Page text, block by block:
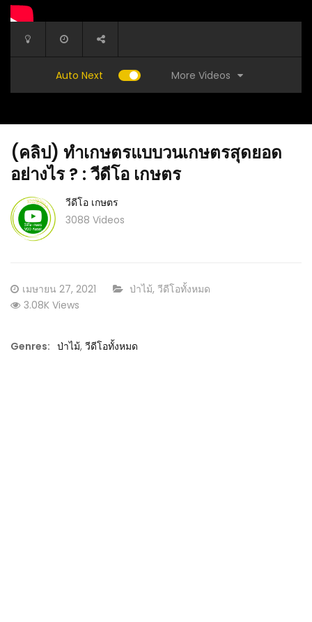
Auto Next More Videos
(คลิป) ทำเกษตรแบบวนเกษตรสุดยอด
อย่างไร ? : วีดีโอ เกษตร
วีดีโอ เกษตร
3088 Videos
Posted
on
เมษายน 27, 2021 CATEGORY:
ป่าไม้, วีดีโอทั้งหมด
3.08K Views
Genres: ป่าไม้, วีดีโอทั้งหมด